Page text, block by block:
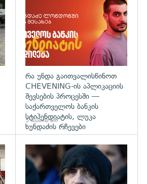
რა უნდა გაითვალისწინოთ
CHEVENING-ის აპლიკაციის
შევსების პროცესში —
საქართველოს ბანკის
სტიპენდიატის, ლუკა
ხუნდაძის რჩევები
5 საათის წინ
გადახედვა